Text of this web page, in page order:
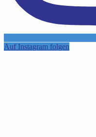
Auf Instagram folgen